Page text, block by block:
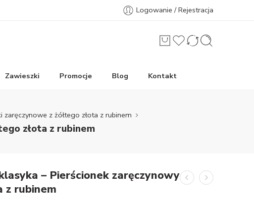
Logowanie / Rejestracja
Zawieszki Promocje Blog Kontakt
zaręczynowe z żółtego złota z rubinem
złota z rubinem
– Pierścionek zaręczynowy
z rubinem